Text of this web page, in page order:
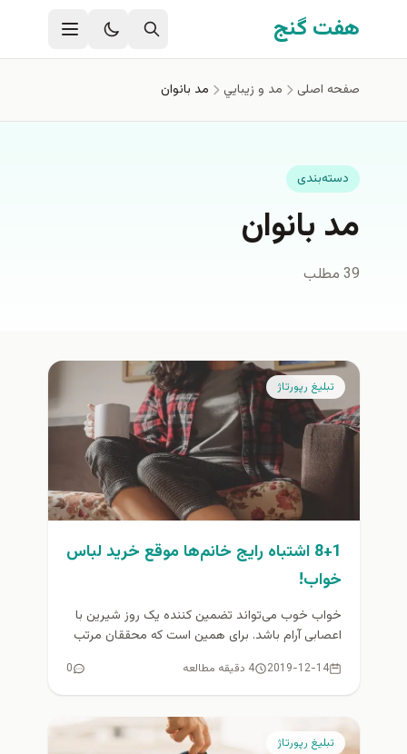
رفتن به محتوای اصلی
هفت گنج
صفحه اصلی مد و زيبايي مد بانوان
دسته‌بندی
مد بانوان
39 مطلب
تبلیغ رپورتاژ
8+1 اشتباه رایج خانم‌ها موقع خرید لباس
خواب!
خواب خوب می‌تواند تضمین کننده یک روز شیرین با
اعصابی آرام باشد. برای همین است که محققان مرتب
2019-12-14 4 دقیقه مطالعه 0
تبلیغ رپورتاژ